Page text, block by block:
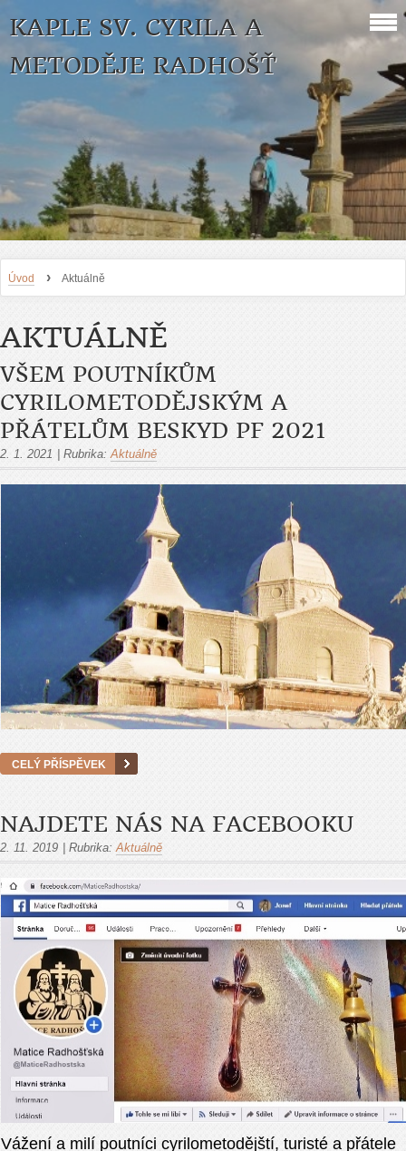
KAPLE SV. CYRILA A
METODĚJE RADHOŠŤ
Úvod › Aktuálně
AKTUÁLNĚ
VŠEM POUTNÍKŮM
CYRILOMETODĚJSKÝM A
PŘÁTELŮM BESKYD PF 2021
2. 1. 2021 Rubrika: Aktuálně
CELÝ PŘÍSPĚVEK
NAJDETE NÁS NA FACEBOOKU
2. 11. 2019 Rubrika: Aktuálně
Vážení a milí poutníci cyrilometodějští, turisté a přátele